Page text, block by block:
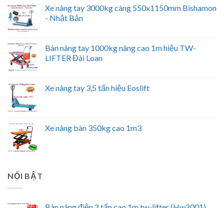
Xe nâng tay 3000kg càng 550x1150mm Bishamon
- Nhật Bản
Bàn nâng tay 1000kg nâng cao 1m hiệu TW-
LIFTER Đài Loan
Xe nâng tay 3,5 tấn hiệu Eoslift
Xe nâng bàn 350kg cao 1m3
NỔI BẬT